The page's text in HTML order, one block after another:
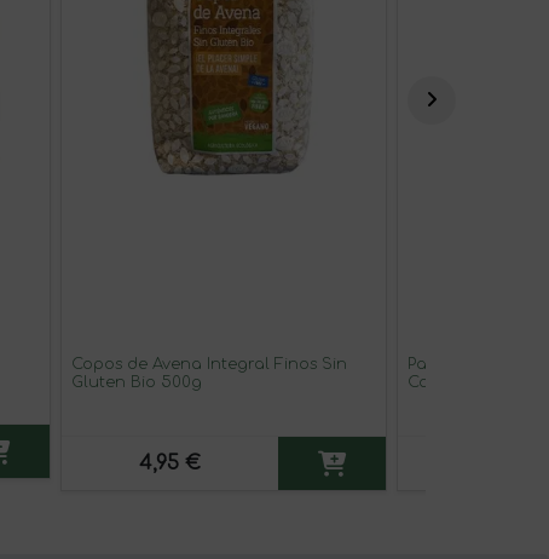
Copos de Avena Integral Finos Sin
Gluten Bio 500g
4,95 €
Palitos de
Comino Negro